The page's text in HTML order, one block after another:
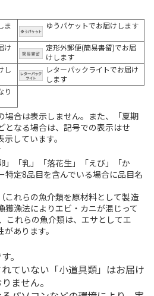
ま
ゆうパケットでお届けします
け
定形外郵便(簡易書留)でお届
けします
し
レターパックライトでお届け
します
り
場合は表示しません。また、「夏期
となる場合は、記号での表示はせ
しています。
」「乳」「落花生」「えび」「か
特定8品目を含んでいる場合に品目名
れらの魚介類を原材料として製造
獲漁法によりエビ・カニが混じって
これらの魚介類は、エサとしてエ
あります。
。
ていない「小道具類」はお届け
ません。